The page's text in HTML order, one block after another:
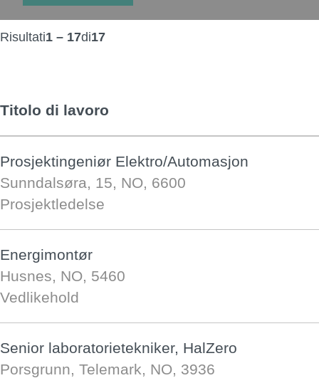
Risultati1 – 17di17
Titolo di lavoro
Prosjektingeniør Elektro/Automasjon
Sunndalsøra, 15, NO, 6600
Prosjektledelse
Energimontør
Husnes, NO, 5460
Vedlikehold
Senior laboratorietekniker, HalZero
Porsgrunn, Telemark, NO, 3936